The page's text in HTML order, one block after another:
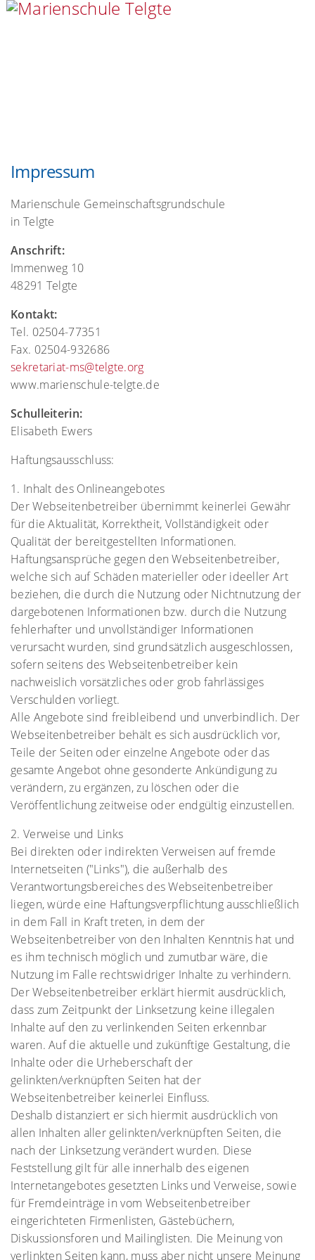
Impressum
Marienschule Gemeinschaftsgrundschule
in Telgte
Anschrift:
Immenweg 10
48291 Telgte
Kontakt:
Tel. 02504-77351
Fax. 02504-932686
sekretariat-ms@telgte.org
www.marienschule-telgte.de
Schulleiterin:
Elisabeth Ewers
Haftungsausschluss:
1. Inhalt des Onlineangebotes
Der Webseitenbetreiber übernimmt keinerlei Gewähr
für die Aktualität, Korrektheit, Vollständigkeit oder
Qualität der bereitgestellten Informationen.
Haftungsansprüche gegen den Webseitenbetreiber,
welche sich auf Schäden materieller oder ideeller Art
beziehen, die durch die Nutzung oder Nichtnutzung der
dargebotenen Informationen bzw. durch die Nutzung
fehlerhafter und unvollständiger Informationen
verursacht wurden, sind grundsätzlich ausgeschlossen,
sofern seitens des Webseitenbetreiber kein
nachweislich vorsätzliches oder grob fahrlässiges
Verschulden vorliegt.
Alle Angebote sind freibleibend und unverbindlich. Der
Webseitenbetreiber behält es sich ausdrücklich vor,
Teile der Seiten oder einzelne Angebote oder das
gesamte Angebot ohne gesonderte Ankündigung zu
verändern, zu ergänzen, zu löschen oder die
Veröffentlichung zeitweise oder endgültig einzustellen.
2. Verweise und Links
Bei direkten oder indirekten Verweisen auf fremde
Internetseiten ("Links"), die außerhalb des
Verantwortungsbereiches des Webseitenbetreiber
liegen, würde eine Haftungsverpflichtung ausschließlich
in dem Fall in Kraft treten, in dem der
Webseitenbetreiber von den Inhalten Kenntnis hat und
es ihm technisch möglich und zumutbar wäre, die
Nutzung im Falle rechtswidriger Inhalte zu verhindern.
Der Webseitenbetreiber erklärt hiermit ausdrücklich,
dass zum Zeitpunkt der Linksetzung keine illegalen
Inhalte auf den zu verlinkenden Seiten erkennbar
waren. Auf die aktuelle und zukünftige Gestaltung, die
Inhalte oder die Urheberschaft der
gelinkten/verknüpften Seiten hat der
Webseitenbetreiber keinerlei Einfluss.
Deshalb distanziert er sich hiermit ausdrücklich von
allen Inhalten aller gelinkten/verknüpften Seiten, die
nach der Linksetzung verändert wurden. Diese
Feststellung gilt für alle innerhalb des eigenen
Internetangebotes gesetzten Links und Verweise, sowie
für Fremdeinträge in vom Webseitenbetreiber
eingerichteten Firmenlisten, Gästebüchern,
Diskussionsforen und Mailinglisten. Die Meinung von
verlinkten Seiten kann, muss aber nicht unsere Meinung